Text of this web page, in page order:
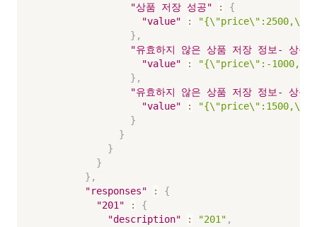
"상품 저장 성공"
:
{
"value"
:
} ,
"유효하지 않은 상품 저장 정보- 상품
"value"
:
"{\"price\":-
} ,
"유효하지 않은 상품 저장 정보- 상품
"value"
:
}
}
}
}
} ,
"responses"
:
{
"201"
:
{
"description"
: "201" ,